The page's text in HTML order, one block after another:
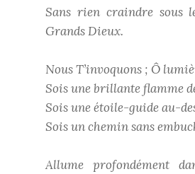
Sans rien craindre sous
Grands Dieux.
Nous T’invoquons ; Ô
Sois une brillante flamme
Sois une étoile-guide au-
Sois un chemin sans
Allume profondément